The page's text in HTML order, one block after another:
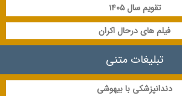
تقویم سال 1405
فیلم های درحال اکران
تبلیغات متنی
دندانپزشکی با بیهوشی